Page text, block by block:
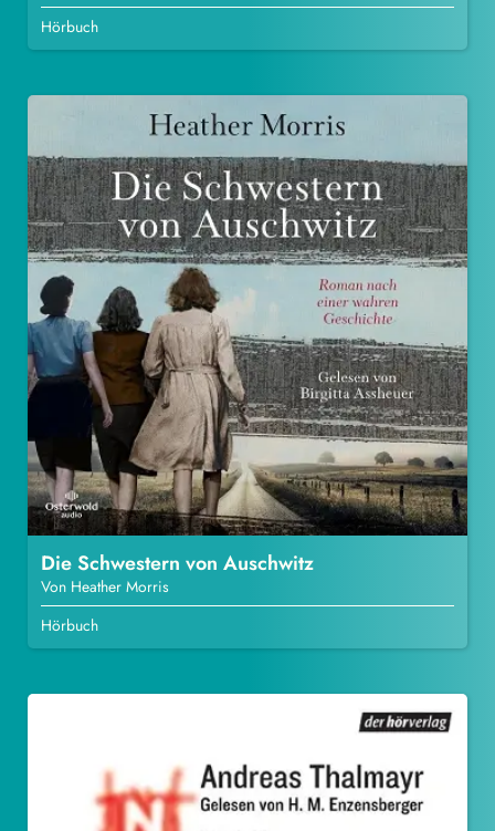
Hörbuch
Die Schwestern von Auschwitz
Von Heather Morris
Hörbuch